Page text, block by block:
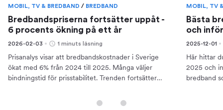
MOBIL, TV & BREDBAND / BREDBAND
Bredbandspriserna fortsätter uppåt -
6 procents ökning på ett år
2026-02-03 1 minuts läsning
Prisanalys visar att bredbandskostnader i Sverige
ökat med 6% från 2024 till 2025. Många väljer
bindningstid för prisstabilitet. Trenden fortsätter
MOBIL, TV
Bästa
och
2025-12-01
Här hittar
2025 och
bredband